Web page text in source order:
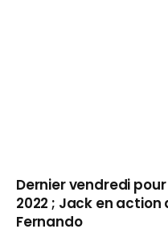
Dernier vendredi pour
2022 ; Jack en
Fernando